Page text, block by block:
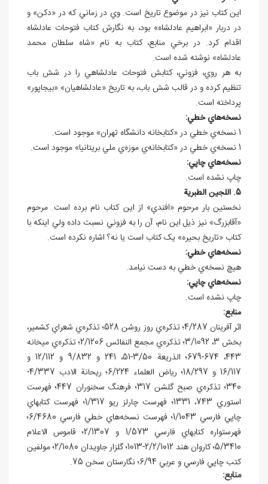
اين کتاب نيز در موضوع تاريخ است. وي در زماني که در «دکن» و
در دربار «ابراهيم عادلشاه» بود، به نگارش کتاب فتوحات عادلشاه
اقدام کرد. در برخي منابع، کتاب به نام «شاه سلطان محمد
عادلشاه» نوشته شده است.
به هر روي، فزوني، کتابش فتوحات عادلشاهي را در شش باب
تنظيم کرده و در قالب شش باب، به تاريخ «عادلشاهيان» «بيجاپور»
پرداخته است.
نسخههاي خطي:
1 نسخه‌ي خطي در «کتابخانه دانشگاه تهران» موجود است.
1 نسخه‌ي خطي در «کتابخانه‌ي موزه‌ي ملي بريتانيا» موجود است.
نسخههاي چاپي:
چاپ نشده است.
5. اللجين الطبرية
نخستين بار مرحوم «افندي» از اين کتاب نام برده است. مرحوم
«آقابزرگ» نيز ذيل اين نام، آن را به فزوني نسبت داده ولي اينکه با
کتاب «تاريخ بحيره» يک کتاب است يا نه؟ اشاره نکرده است.
نسخههاي خطي:
هيچ نسخهي خطي به دست نيامد.
نسخههاي چاپي:
چاپ نشده است.
منابع:
اثر آفرينان 4/287؛ تذکره‌ي روز روشن 528؛ تذکره‌ي شعراي کشمير،
بخش 3، 3/1092؛ تذکره‌ي مجمع النفائس 2/1206؛ تذکره‌ي ميخانه
443، 674-679؛ الذريعة 3/50-51، 241 و 9/832 و 12/112 و
16/117 و 18/297؛ رياض العلماء 6/224؛ ريحانة الادب 4/337-
340؛ تذکره‌ي صبح گلشن 317؛ فرهنگ سخنوران 447؛ فهرست
استوري 743، 1331؛ فهرست چارلز ريو 1/317؛ فهرست کتابهاي
چاپي فارسي 1/1043؛ فهرست نسخه‌هاي خطي فارسي 6/4680؛
فهرستواره کتابهاي فارسي 1/573 و 2/1307؛ قاموس الاعلام
5/3410؛ کاروان هند 2/2/1012-1013؛ گلزار جاويدان 2/1080؛ مولفين
کتب چاپي فارسي و عربي 6/94؛ نگارستان سخن 75.
منابع: